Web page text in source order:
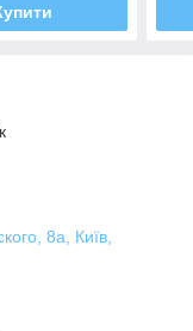
8а, Київ,